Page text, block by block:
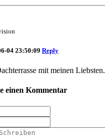
04 23:50:09 Reply
mit meinen Liebsten.
einen Kommentar